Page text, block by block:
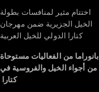
اختتام مثير لمنافسات بطولة
الخيل الجزيرية ضمن مهرجان
كتارا الدولي للخيل العربية
بانوراما من الفعاليات مستوحاة
من أجواء الخيل والفروسية في
كتارا